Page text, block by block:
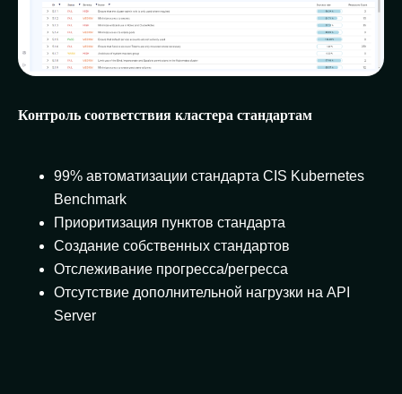
Контроль соответствия кластера стандартам
99% автоматизации стандарта CIS Kubernetes
Benchmark
Приоритизация пунктов стандарта
Создание собственных стандартов
Отслеживание прогресса/регресса
Отсутствие дополнительной нагрузки на API
Server